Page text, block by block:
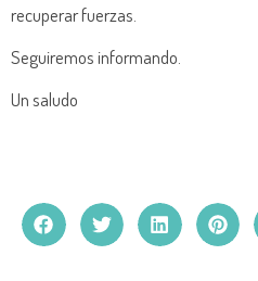
recuperar fuerzas.
Seguiremos informando.
Un saludo